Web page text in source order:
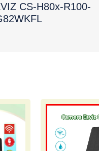
CS-H80x-R100-